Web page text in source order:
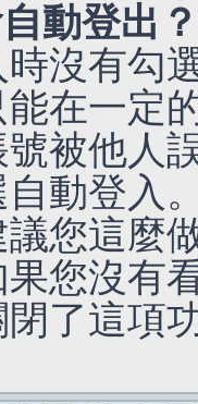
動登出？
時沒有勾
能在一定
被他人
動登入
您這麼
您沒有
了這項